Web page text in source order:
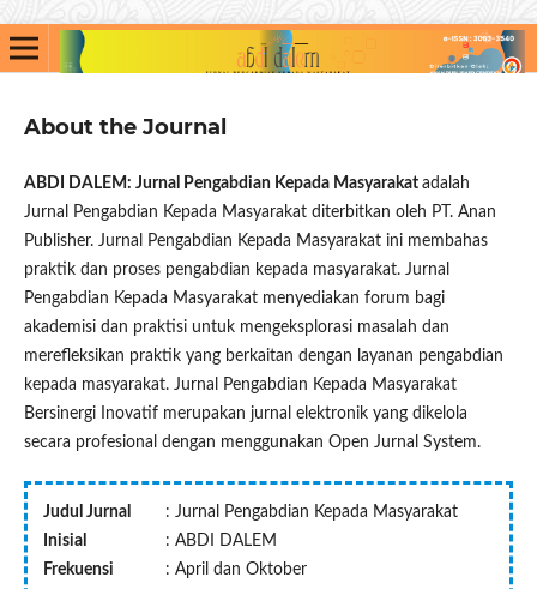
About the Journal
ABDI DALEM: Jurnal Pengabdian Kepada Masyarakat adalah
Jurnal Pengabdian Kepada Masyarakat diterbitkan oleh PT. Anan
Publisher. Jurnal Pengabdian Kepada Masyarakat ini membahas
praktik dan proses pengabdian kepada masyarakat. Jurnal
Pengabdian Kepada Masyarakat menyediakan forum bagi
akademisi dan praktisi untuk mengeksplorasi masalah dan
merefleksikan praktik yang berkaitan dengan layanan pengabdian
kepada masyarakat. Jurnal Pengabdian Kepada Masyarakat
Bersinergi Inovatif merupakan jurnal elektronik yang dikelola
secara profesional dengan menggunakan Open Jurnal System.
Judul Jurnal
: Jurnal Pengabdian Kepada Masyarakat
Inisial
: ABDI DALEM
Frekuensi
: April dan Oktober